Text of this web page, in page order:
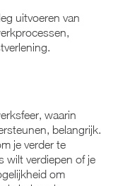
uitvoeren van
waarin
belangrijk.
je verder te
wilt verdiepen of je
om